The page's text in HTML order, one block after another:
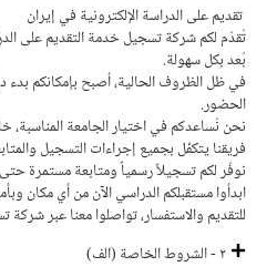
تقديم على الدراسة الإلكترونية في إيران
تُقدّم لكم شركة تسجيل خدمة التقديم على
بُعد بكل سهولة.
في ظل الظروف الحالية، أصبح بإمكانكم بدء
الحضور.
نحن نُساعدكم في اختيار الجامعة المناسبة،
فريقنا يتكفّل بجميع إجراءات التسجيل
نوفّر لكم تسجيلاً رسمياً ومتابعة مستمرة
ابدأوا مستقبلكم الدراسي الآن من أي مكان
للتقديم والاستفسار، تواصلوا معنا عبر شركة
٢ - الشروط الخاصة (الف)